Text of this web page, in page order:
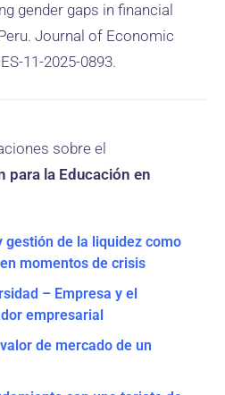
gender gaps in financial
Journal of Economic
11-2025-0893.
sobre el
para la Educación en
gestión de la liquidez como
momentos de crisis
– Empresa y el
empresarial
de mercado de un